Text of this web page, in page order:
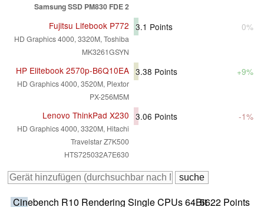
Samsung SSD PM830 FDE 2
Fujitsu Lifebook P772
HD Graphics 4000, 3320M, Toshiba
MK3261GSYN
3.1 Points 0%
HP Elitebook 2570p-B6Q10EA
HD Graphics 4000, 3520M, Plextor
PX-256M5M
3.38 Points +9%
Lenovo ThinkPad X230
HD Graphics 4000, 3320M, Hitachi
Travelstar Z7K500
HTS725032A7E630
3.06 Points -1%
Cinebench R10 Rendering Single CPUs 64Bit5622 Points